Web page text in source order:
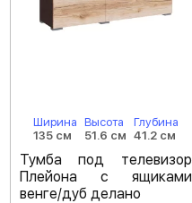
Ширина
135 см
Высота
51.6 см
Глубина
41.2 см
Тумба под телевизор
Плейона с ящиками
венге/дуб делано